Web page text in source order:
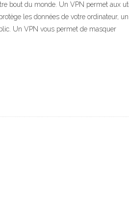
bout du monde. Un VPN permet aux
les données de votre ordinateur,
Un VPN vous permet de masquer